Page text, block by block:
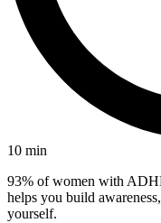
10 min
93% of women with
helps you build
yourself.